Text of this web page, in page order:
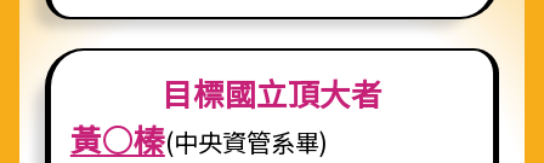
目標國立頂大者
黃○榛(中央資管系畢)